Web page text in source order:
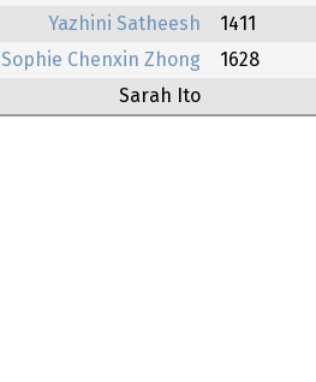
Yazhini Satheesh
1411
Sophie Chenxin Zhong
1628
Sarah Ito